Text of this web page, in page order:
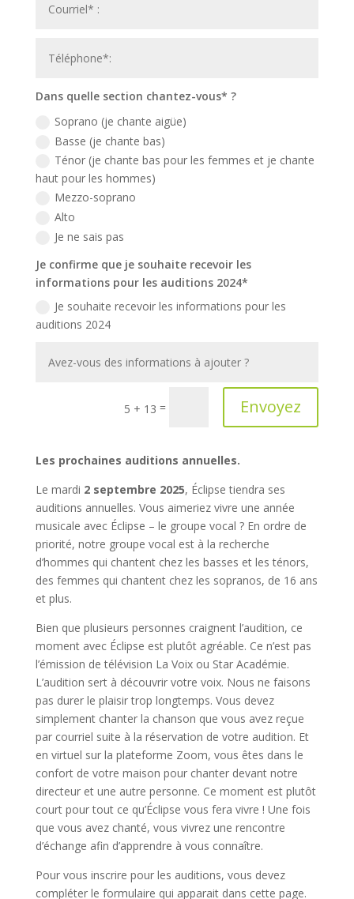
Dans quelle section chantez-vous* ?
Soprano (je chante aigüe)
Basse (je chante bas)
Ténor (je chante bas pour les femmes et je chante
haut pour les hommes)
Mezzo-soprano
Alto
Je ne sais pas
Je confirme que je souhaite recevoir les
informations pour les auditions 2024*
Je souhaite recevoir les informations pour les
auditions 2024
5 + 13 = Envoyez
Les prochaines auditions annuelles.
Le mardi 2 septembre 2025, Éclipse tiendra ses
auditions annuelles. Vous aimeriez vivre une année
musicale avec Éclipse – le groupe vocal ? En ordre de
priorité, notre groupe vocal est à la recherche
d’hommes qui chantent chez les basses et les ténors,
des femmes qui chantent chez les sopranos, de 16 ans
et plus.
Bien que plusieurs personnes craignent l’audition, ce
moment avec Éclipse est plutôt agréable. Ce n’est pas
l’émission de télévision La Voix ou Star Académie.
L’audition sert à découvrir votre voix. Nous ne faisons
pas durer le plaisir trop longtemps. Vous devez
simplement chanter la chanson que vous avez reçue
par courriel suite à la réservation de votre audition. Et
en virtuel sur la plateforme Zoom, vous êtes dans le
confort de votre maison pour chanter devant notre
directeur et une autre personne. Ce moment est plutôt
court pour tout ce qu’Éclipse vous fera vivre ! Une fois
que vous avez chanté, vous vivrez une rencontre
d’échange afin d’apprendre à vous connaître.
Pour vous inscrire pour les auditions, vous devez
compléter le formulaire qui apparait dans cette page.